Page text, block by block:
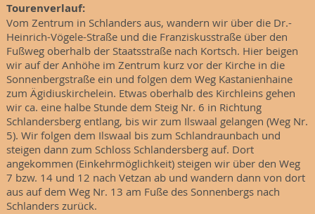
Tourenverlauf:
Vom Zentrum in Schlanders aus, wandern wir über die Dr.-
Heinrich-Vögele-Straße und die Franziskusstraße über den
Fußweg oberhalb der Staatsstraße nach Kortsch. Hier beigen
wir auf der Anhöhe im Zentrum kurz vor der Kirche in die
Sonnenbergstraße ein und folgen dem Weg Kastanienhaine
zum Ägidiuskirchelein. Etwas oberhalb des Kirchleins gehen
wir ca. eine halbe Stunde dem Steig Nr. 6 in Richtung
Schlandersberg entlang, bis wir zum Ilswaal gelangen (Weg Nr.
5). Wir folgen dem Ilswaal bis zum Schlandraunbach und
steigen dann zum Schloss Schlandersberg auf. Dort
angekommen (Einkehrmöglichkeit) steigen wir über den Weg
7 bzw. 14 und 12 nach Vetzan ab und wandern dann von dort
aus auf dem Weg Nr. 13 am Fuße des Sonnenbergs nach
Schlanders zurück.